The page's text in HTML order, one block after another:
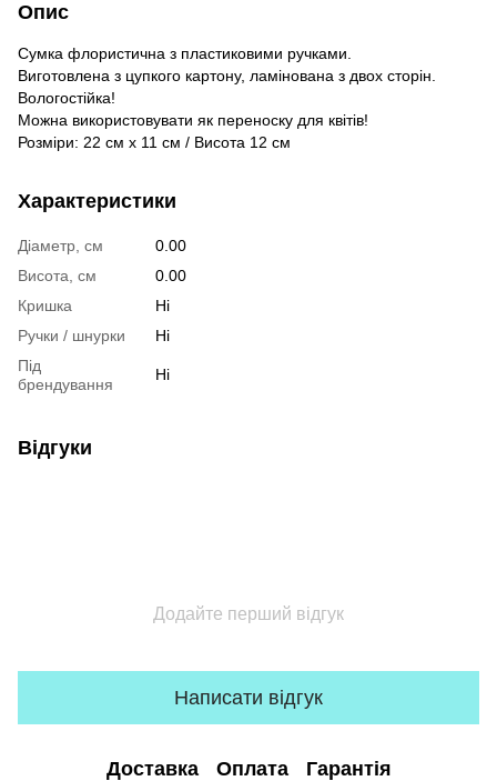
Опис
Сумка флористична з пластиковими ручками.
Виготовлена з цупкого картону, ламінована з двох сторін.
Вологостійка!
Можна використовувати як переноску для квітів!
Розміри: 22 см х 11 см / Висота 12 см
Характеристики
Діаметр, см
0.00
Висота, см
0.00
Кришка
Ні
Ручки / шнурки
Ні
Під
брендування
Ні
Відгуки
Додайте перший відгук
Написати відгук
Доставка Оплата Гарантія